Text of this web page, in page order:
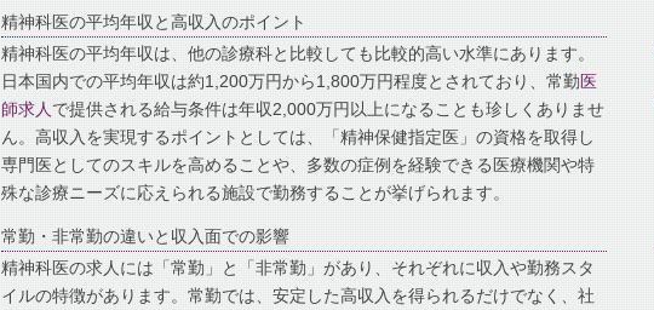
精神科医の平均年収と高収入のポイント
精神科医の平均年収は、他の診療科と比較しても比較的高い水準にあります。
日本国内での平均年収は約1,200万円から1,800万円程度とされており、常勤医
師求人 で提供される給与条件は年収2,000万円以上になることも珍しくありませ
ん。高収入を実現するポイントとしては、「精神保健指定医」の資格を取得し
専門医としてのスキルを高めることや、多数の症例を経験できる医療機関や特
殊な診療ニーズに応えられる施設で勤務することが挙げられます。
常勤・非常勤の違いと収入面での影響
精神科医の求人には「常勤」と「非常勤」があり、それぞれに収入や勤務スタ
イルの特徴があります。常勤では、安定した高収入を得られるだけでなく、社